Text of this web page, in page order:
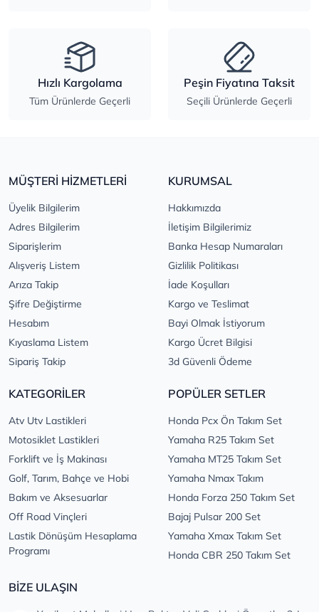
Hızlı Kargolama
Tüm Ürünlerde Geçerli
Peşin Fiyatına Taksit
Seçili Ürünlerde Geçerli
MÜŞTERİ HİZMETLERİ
Üyelik Bilgilerim
Adres Bilgilerim
Siparişlerim
Alışveriş Listem
Arıza Takip
Şifre Değiştirme
Hesabım
Kıyaslama Listem
Sipariş Takip
KURUMSAL
Hakkımızda
İletişim Bilgilerimiz
Banka Hesap Numaraları
Gizlilik Politikası
İade Koşulları
Kargo ve Teslimat
Bayi Olmak İstiyorum
Kargo Ücret Bilgisi
3d Güvenli Ödeme
KATEGORİLER
Atv Utv Lastikleri
Motosiklet Lastikleri
Forklift ve İş Makinası
Golf, Tarım, Bahçe ve Hobi
Bakım ve Aksesuarlar
Off Road Vinçleri
Lastik Dönüşüm Hesaplama
Programı
POPÜLER SETLER
Honda Pcx Ön Takım Set
Yamaha R25 Takım Set
Yamaha MT25 Takım Set
Yamaha Nmax Takım
Honda Forza 250 Takım Set
Bajaj Pulsar 200 Set
Yamaha Xmax Takım Set
Honda CBR 250 Takım Set
BİZE ULAŞIN